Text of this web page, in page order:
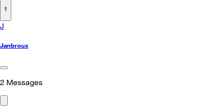
1
J
Janbroux
2 Messages